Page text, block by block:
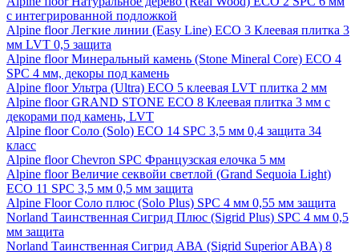
с интегрированной подложкой
Alpine floor Легкие линии (Easy Line) ECO 3 Клеевая плитка 3
мм LVT 0,5 защита
Alpine floor Минеральный камень (Stone Mineral Core) ECO 4
SPC 4 мм, декоры под камень
Alpine floor Ультра (Ultra) ECO 5 клеевая LVT плитка 2 мм
Alpine floor GRAND STONE ECO 8 Клеевая плитка 3 мм с
декорами под камень, LVT
Alpine floor Соло (Solo) ECO 14 SPC 3,5 мм 0,4 защита 34
класс
Alpine floor Chevron SPC Французская елочка 5 мм
Alpine floor Величие секвойи светлой (Grand Sequoia Light)
ECO 11 SPC 3,5 мм 0,5 мм защита
Alpine Floor Соло плюс (Solo Plus) SPC 4 мм 0,55 мм защита
Norland Таинственная Сигрид Плюс (Sigrid Plus) SPC 4 мм 0,5
мм защита
Norland Таинственная Сигрид АВА (Sigrid Superior ABA) 8